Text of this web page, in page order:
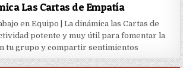
Las Cartas de Empatía
en Equipo | La dinámica las Cartas de
potente y muy útil para fomentar la
tu grupo y compartir sentimientos